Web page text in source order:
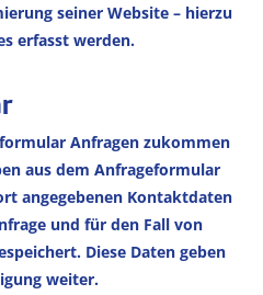
seiner Website – hierzu
erfasst werden.
Anfragen zukommen
aus dem Anfrageformular
angegebenen Kontaktdaten
und für den Fall von
Diese Daten geben
weiter.